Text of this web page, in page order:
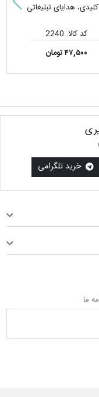
هدایای تبلیغاتی
کد کالا: 2240
۴۷,۵۰۰ تومان
خرید تلگرامی
ما